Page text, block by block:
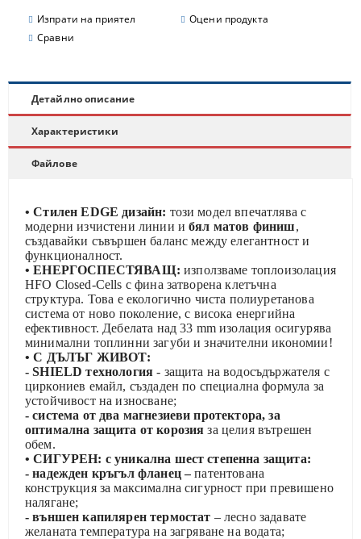
Изпрати на приятел
Оцени продукта
Сравни
Детайлно описание
Характеристики
Файлове
• Стилен EDGE дизайн: този модел впечатлява с
модерни изчистени линии ибял матов финиш,
създавайки съвършен баланс между елегантност и
функционалност.
• ЕНЕРГОСПЕСТЯВАЩ:използваме топлоизолация
HFO Closed-Cells с фина затворена клетъчна
структура. Това е екологично чиста полиуретанова
система от ново поколение, с висока енергийна
ефективност. Дебелата над 33 mm изолация осигурява
минимални топлинни загуби и значителни икономии!
• С ДЪЛЪГ ЖИВОТ:
- SHIELD технология- защита на водосъдържателя с
циркониев емайл, създаден по специална формула за
устойчивост на износване;
- система от два магнезиеви протектора, за
оптимална защита от корозияза целия вътрешен
обем.
• СИГУРЕН: с уникална шест степенна защита:
- надежден кръгъл фланец – патентована
конструкция за максимална сигурност при превишено
налягане;
- външен капилярен термостат – лесно задавате
желаната температура на загряване на водата;